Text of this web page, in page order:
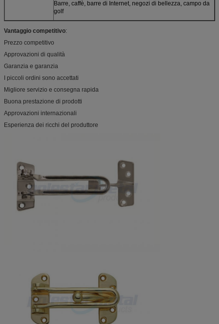
Barre, caffè, barre di Internet, negozi di bellezza, campo da
golf
Vantaggio competitivo:
Prezzo competitivo
Approvazioni di qualità
Garanzia e garanzia
I piccoli ordini sono accettati
Migliore servizio e consegna rapida
Buona prestazione di prodotti
Approvazioni internazionali
Esperienza dei ricchi del produttore